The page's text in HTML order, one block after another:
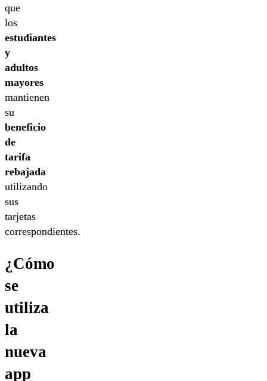
que
los
estudiantes
y
adultos
mayores
mantienen
su
beneficio
de
tarifa
rebajada
utilizando
sus
tarjetas
correspondientes.
¿Cómo
se
utiliza
la
nueva
app